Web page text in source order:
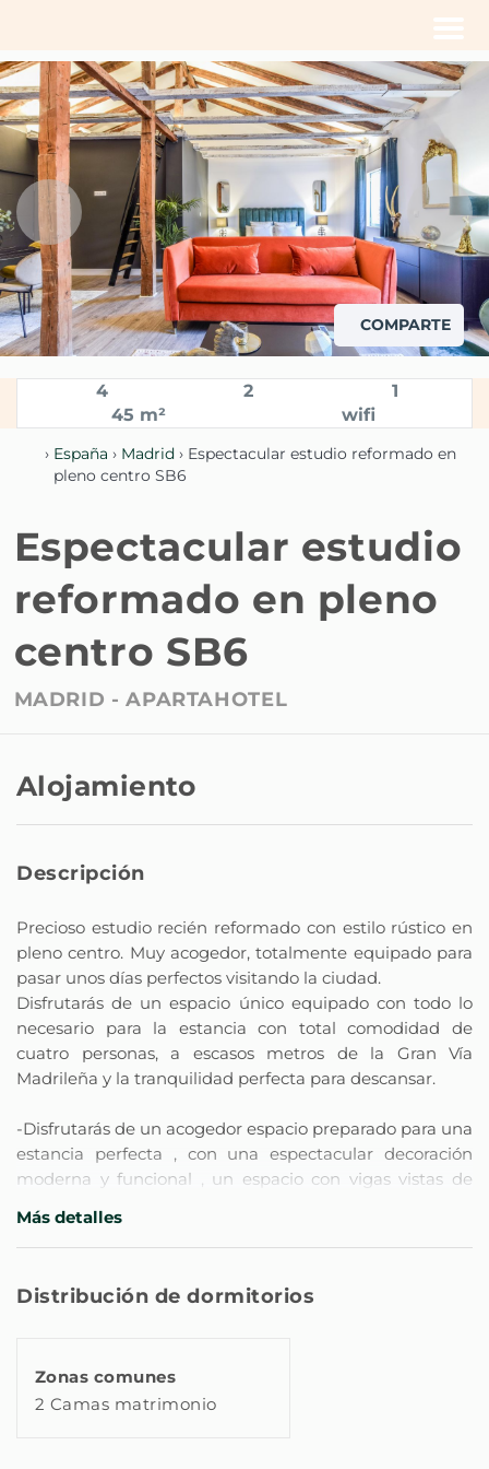
Menu
cama de matrimonio
COMPARTE
4 2
1
45 m²
wifi
› España › Madrid› Espectacular estudio reformado en
pleno centro SB6
Espectacular estudio
reformado en pleno
centro SB6
MADRID -APARTAHOTEL
Alojamiento
Descripción
Precioso estudio recién reformado con estilo rústico en
pleno centro. Muy acogedor, totalmente equipado para
pasar unos días perfectos visitando la ciudad.
Disfrutarás de un espacio único equipado con todo lo
necesario para la estancia con total comodidad de
cuatro personas, a escasos metros de la Gran Vía
Madrileña y la tranquilidad perfecta para descansar.
-Disfrutarás de un acogedor espacio preparado para una
estancia perfecta , con una espectacular decoración
moderna y funcional , un espacio con vigas vistas de
luminosidad al espacio.
premiun viscoelástico ,armario, ventanas exteriores con
pulgadas, internet de alta velocidad , aire acondicionado
y ventanas con vistas al exterior.
Más detalles
Distribución de dormitorios
Zonas comunes
2 Camas matrimonio